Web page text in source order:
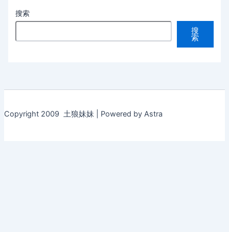
搜索
搜
索
Copyright 2009 土狼妹妹 | Powered by Astra